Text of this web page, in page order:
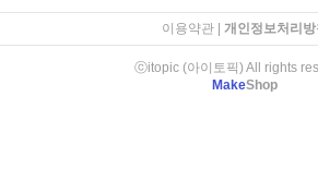
이용약관| 개인정보처리방
ⓒitopic (아이토픽) All rights
MakeShop